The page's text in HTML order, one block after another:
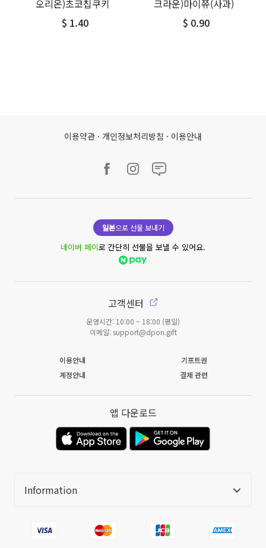
오리온)초코칩쿠키
$ 1.40
크라운)마이쮸(사과)
$ 0.90
이용약관 · 개인정보처리방침 · 이용안내
일본으로 선물 보내기
네이버 페이로 간단히 선물을 보낼 수 있어요.
고객센터
운영시간: 10:00 ~ 18:00 (평일)
이메일: support@dpon.gift
이용안내
기프트권
계정안내
결제 관련
앱 다운로드
Information